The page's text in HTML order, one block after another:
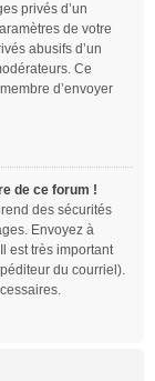
privés d’un
de votre
abusifs d’un
Ce
d’envoyer
de ce forum !
des sécurités
Envoyez à
est très important
du courriel).